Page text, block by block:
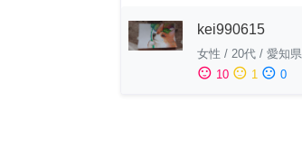
kei990615
女性 / 20代 / 愛知県
sentiment_satisfied 10 sentiment_neutral 1 sentiment_dissatisfied 0